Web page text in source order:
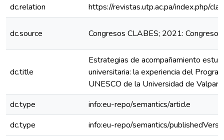
dc.relation https://revistas.utp.ac.pa/index.php/
dc.source Congresos CLABES; 2021: Congreso
dc.title
Estrategias de acompañamiento
universitaria: la experiencia del
UNESCO de la Universidad de
dc.type
info:eu-repo/semantics/article
dc.type
info:eu-repo/semantics/